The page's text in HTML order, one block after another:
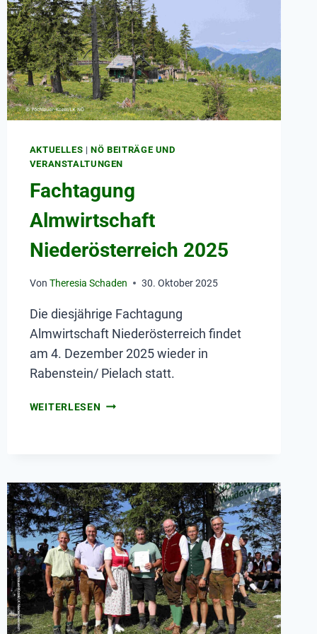
AKTUELLES |NÖ BEITRÄGE UND
VERANSTALTUNGEN
Fachtagung
Almwirtschaft
Niederösterreich 2025
Von Theresia Schaden 30. Oktober 2025
Die diesjährige Fachtagung
Almwirtschaft Niederösterreich findet
am 4. Dezember 2025 wieder in
Rabenstein/ Pielach statt.
WEITERLESEN